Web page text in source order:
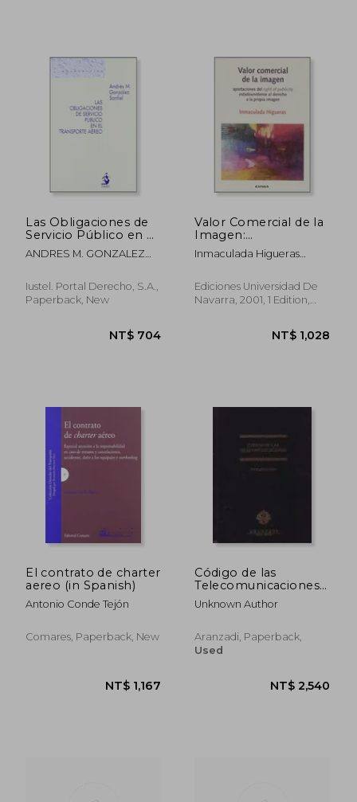
NT$
Las Obligaciones de
Servicio Público en el
Transporte Aéreo (in
Spanish)
ANDRES M. GONZALEZ
Iustel. Portal Derecho, S.a.,
Paperback, New
Valor Comercial de la
Imagen:
Aportaciones del
"Right of Publicity"
Derecho a la Propia
Imagen
Inmaculada Higueras
Ediciones Universidad De
Navarra, 2001, 1 Edition,
El contrato de charter
aereo (in Spanish)
Antonio Conde Tejón
Comares, Paperback, New
Código de las
Telecomunicaciones
(in Spanish)
Unknown Author
Aranzadi, Paperback,
Used